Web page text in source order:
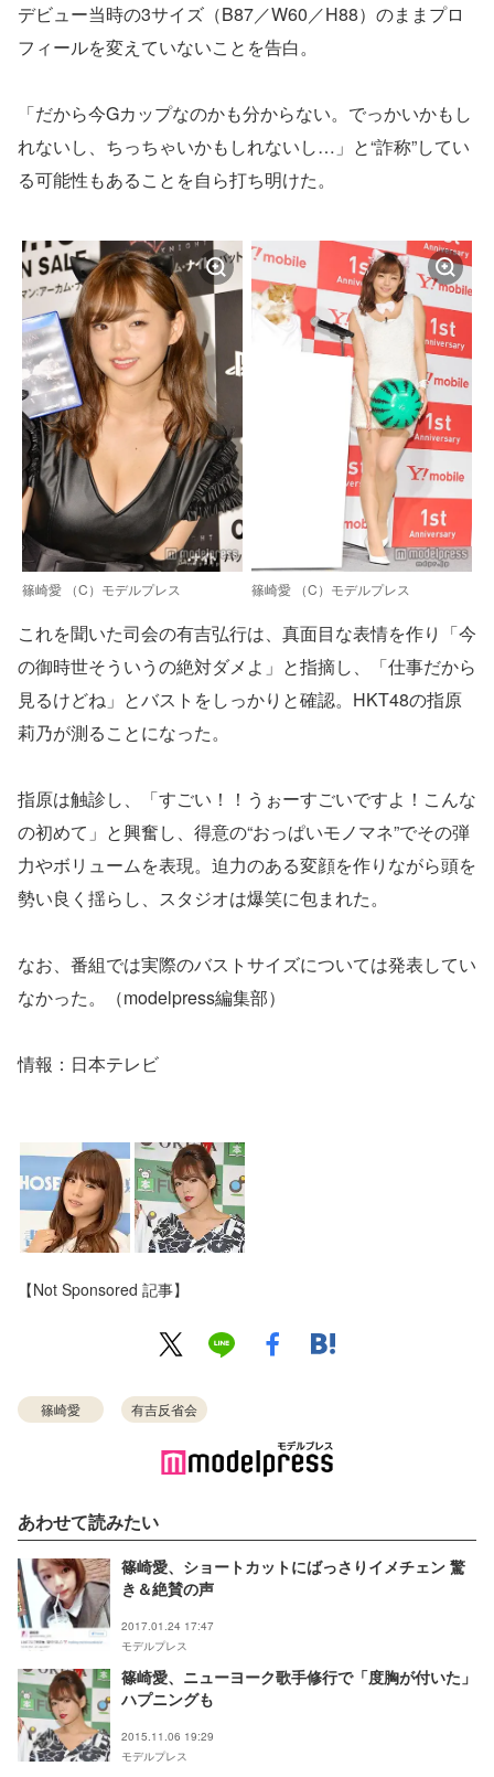
デビュー当時の3サイズ（B87／W60／H88）のままプロ
フィールを変えていないことを告白。
「だから今Gカップなのかも分からない。でっかいかもし
れないし、ちっちゃいかもしれないし…」と“詐称”してい
る可能性もあることを自ら打ち明けた。
篠崎愛 （C）モデルプレス 篠崎愛 （C）モデルプレス
これを聞いた司会の有吉弘行は、真面目な表情を作り「今
の御時世そういうの絶対ダメよ」と指摘し、「仕事だから
見るけどね」とバストをしっかりと確認。HKT48の指原
莉乃が測ることになった。
指原は触診し、「すごい！！うぉーすごいですよ！こんな
の初めて」と興奮し、得意の“おっぱいモノマネ”でその弾
力やボリュームを表現。迫力のある変顔を作りながら頭を
勢い良く揺らし、スタジオは爆笑に包まれた。
なお、番組では実際のバストサイズについては発表してい
なかった。（modelpress編集部）
情報：日本テレビ
【Not Sponsored 記事】
篠崎愛 有吉反省会
あわせて読みたい
篠崎愛、ショートカットにばっさりイメチェン 驚
き＆絶賛の声
2017.01.24 17:47
モデルプレス
篠崎愛、ニューヨーク歌手修行で「度胸が付いた」
ハプニングも
2015.11.06 19:29
モデルプレス